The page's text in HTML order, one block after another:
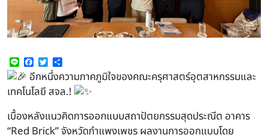
Line Facebook
Twitter
อีกหนึ่งความภาคภูมิใจของคณะครุศาสตร์อุตสาหกรรมและ
เทคโนโลยี สจล.!
เบื้องหลังแนวคิดการออกแบบสถาปัตยกรรมสุดประณีต อาคาร
“Red Brick” จังหวัดกำแพงเพชร ผลงานการออกแบบโดย